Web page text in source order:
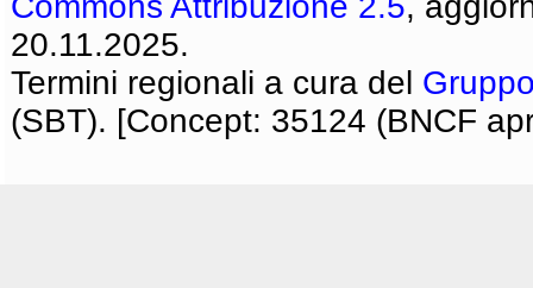
20.11.2025.
Termini regionali a cura del
(SBT). [Concept: 35124 (BNCF